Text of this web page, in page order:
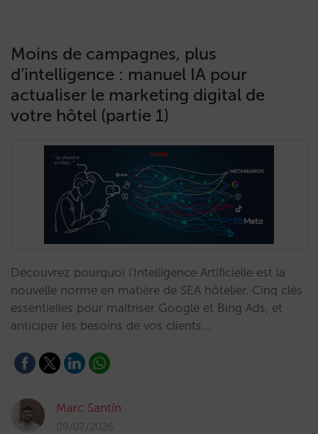
Moins de campagnes, plus
d’intelligence : manuel IA pour
actualiser le marketing digital de
votre hôtel (partie 1)
Découvrez pourquoi l'Intelligence Artificielle est la
nouvelle norme en matière de SEA hôtelier. Cinq clés
essentielles pour maîtriser Google et Bing Ads, et
anticiper les besoins de vos clients.…
Marc Santín
09/07/2026